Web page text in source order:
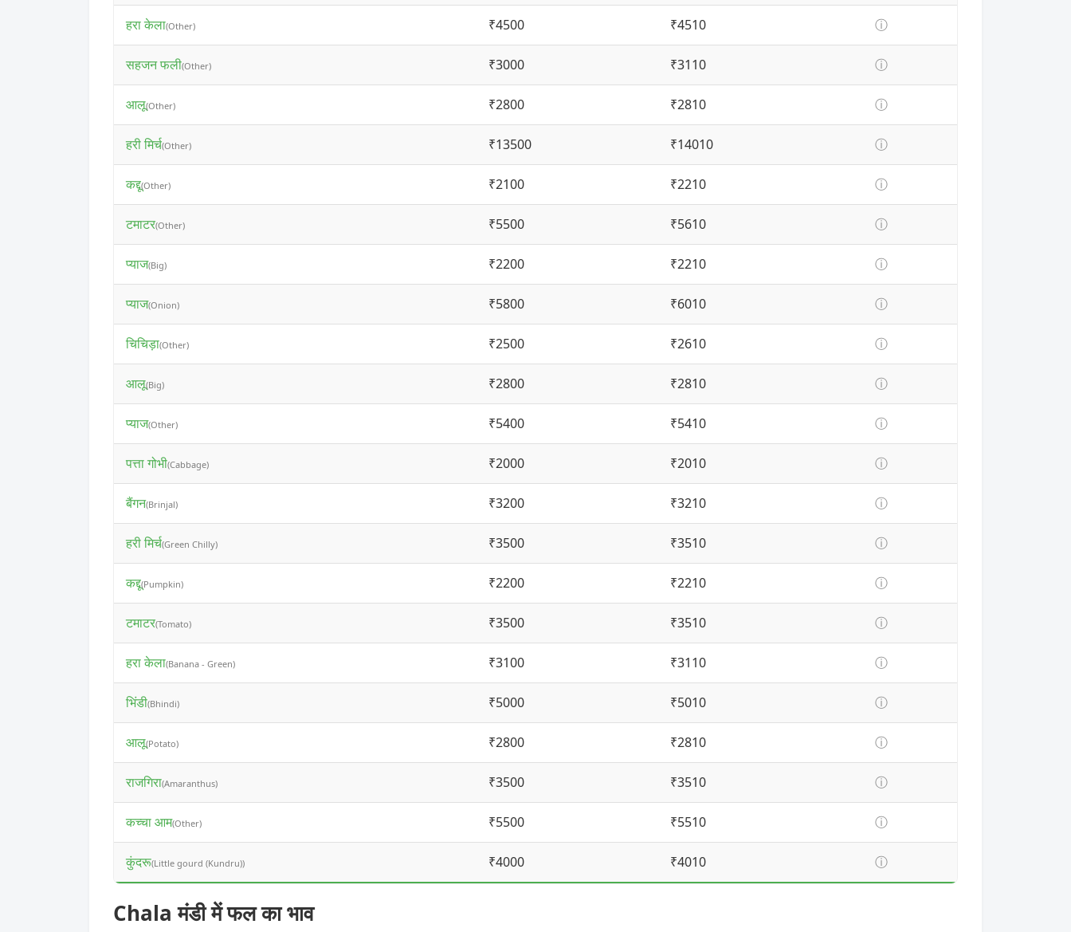
हरा केला(Other) ₹4500 ₹4510 ⓘ
सहजन फली(Other) ₹3000 ₹3110 ⓘ
आलू(Other) ₹2800 ₹2810 ⓘ
हरी मिर्च(Other) ₹13500 ₹14010 ⓘ
कद्दू(Other) ₹2100 ₹2210 ⓘ
टमाटर(Other) ₹5500 ₹5610 ⓘ
प्याज(Big) ₹2200 ₹2210 ⓘ
प्याज(Onion) ₹5800 ₹6010 ⓘ
चिचिड़ा(Other) ₹2500 ₹2610 ⓘ
आलू(Big) ₹2800 ₹2810 ⓘ
प्याज(Other) ₹5400 ₹5410 ⓘ
पत्ता गोभी(Cabbage) ₹2000 ₹2010 ⓘ
बैंगन(Brinjal) ₹3200 ₹3210 ⓘ
हरी मिर्च(Green Chilly) ₹3500 ₹3510 ⓘ
कद्दू(Pumpkin) ₹2200 ₹2210 ⓘ
टमाटर(Tomato) ₹3500 ₹3510 ⓘ
हरा केला(Banana - Green) ₹3100 ₹3110 ⓘ
भिंडी(Bhindi) ₹5000 ₹5010 ⓘ
आलू(Potato) ₹2800 ₹2810 ⓘ
राजगिरा(Amaranthus) ₹3500 ₹3510 ⓘ
कच्चा आम(Other) ₹5500 ₹5510 ⓘ
कुंदरू(Little gourd (Kundru)) ₹4000 ₹4010 ⓘ
Chala मंडी में फल का भाव